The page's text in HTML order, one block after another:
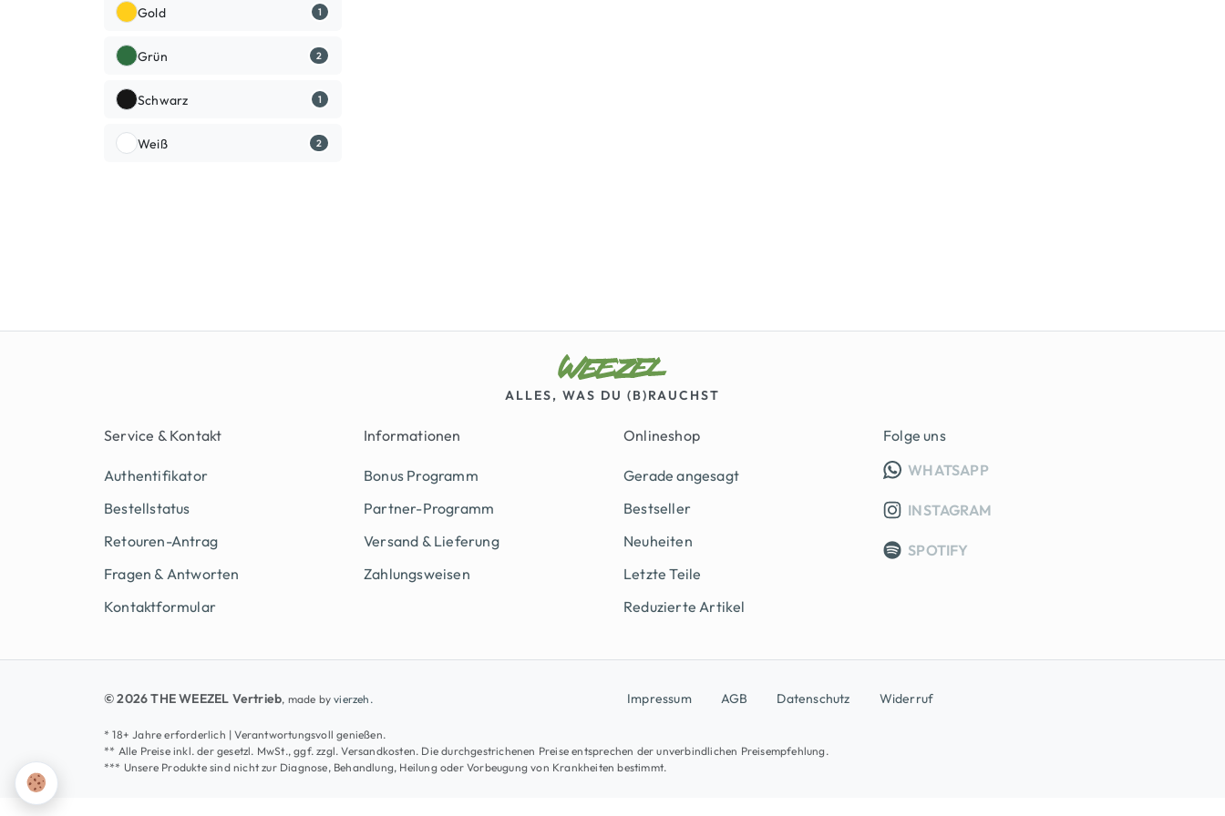
Gold 1
Grün 2
Schwarz 1
Weiß 2
ALLES, WAS DU (B)RAUCHST
Service & Kontakt
Authentifikator
Bestellstatus
Retouren-Antrag
Fragen & Antworten
Kontaktformular
Informationen
Bonus Programm
Partner-Programm
Versand & Lieferung
Zahlungsweisen
Onlineshop
Gerade angesagt
Bestseller
Neuheiten
Letzte Teile
Reduzierte Artikel
Folge uns
WHATSAPPINFO GRUPPE (OEFFNET IN
INSTAGRAM
SPOTIFY
© 2026 THE WEEZEL Vertrieb, made byvierzeh. Impressum AGB Datenschutz Widerruf
* 18+ Jahre erforderlich | Verantwortungsvoll genießen.
** Alle Preise inkl. der gesetzl. MwSt., ggf. zzgl. Versandkosten. Die durchgestrichenen Preise entsprechen der unverbindlichen Preisempfehlung.
*** Unsere Produkte sind nicht zur Diagnose, Behandlung, Heilung oder Vorbeugung von Krankheiten bestimmt.